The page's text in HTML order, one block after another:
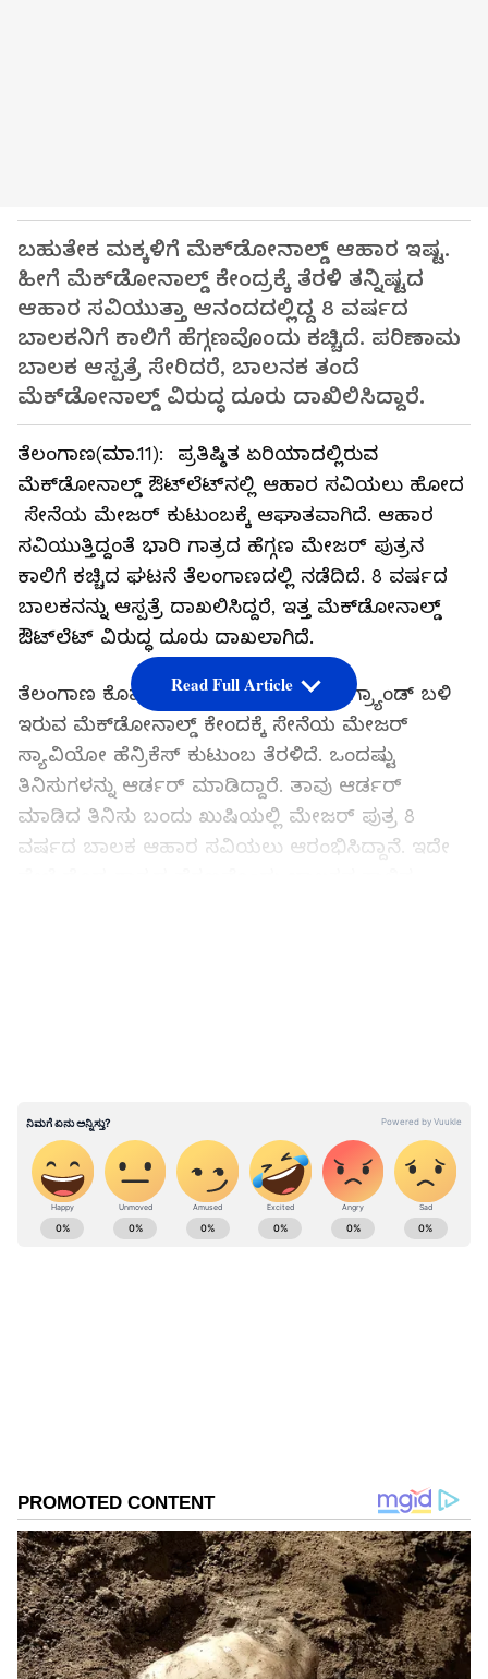
ಬಹುತೇಕ ಮಕ್ಕಳಿಗೆ ಮೆಕ್‌ಡೋನಾಲ್ಡ್ ಆಹಾರ ಇಷ್ಟ.
ಹೀಗೆ ಮೆಕ್‌ಡೋನಾಲ್ಡ್ ಕೇಂದ್ರಕ್ಕೆ ತೆರಳಿ ತನ್ನಿಷ್ಟದ
ಆಹಾರ ಸವಿಯುತ್ತಾ ಆನಂದದಲ್ಲಿದ್ದ 8 ವರ್ಷದ
ಬಾಲಕನಿಗೆ ಕಾಲಿಗೆ ಹೆಗ್ಗಣವೊಂದು ಕಚ್ಚಿದೆ. ಪರಿಣಾಮ
ಬಾಲಕ ಆಸ್ಪತ್ರೆ ಸೇರಿದರೆ, ಬಾಲನಕ ತಂದೆ
ಮೆಕ್‌ಡೋನಾಲ್ಡ್ ವಿರುದ್ಧ ದೂರು ದಾಖಿಲಿಸಿದ್ದಾರೆ.
ತೆಲಂಗಾಣ(ಮಾ.11): ಪ್ರತಿಷ್ಠಿತ ಏರಿಯಾದಲ್ಲಿರುವ
ಮೆಕ್‌ಡೋನಾಲ್ಡ್ ಔಟ್‌ಲೆಟ್‌ನಲ್ಲಿ ಆಹಾರ ಸವಿಯಲು ಹೋದ
ಸೇನೆಯ ಮೇಜರ್ ಕುಟುಂಬಕ್ಕೆ ಆಘಾತವಾಗಿದೆ. ಆಹಾರ
ಸವಿಯುತ್ತಿದ್ದಂತೆ ಭಾರಿ ಗಾತ್ರದ ಹೆಗ್ಗಣ ಮೇಜರ್ ಪುತ್ರನ
ಕಾಲಿಗೆ ಕಚ್ಚಿದ ಘಟನೆ ತೆಲಂಗಾಣದಲ್ಲಿ ನಡೆದಿದೆ. 8 ವರ್ಷದ
ಬಾಲಕನನ್ನು ಆಸ್ಪತ್ರೆ ದಾಖಲಿಸಿದ್ದರೆ, ಇತ್ತ ಮೆಕ್‌ಡೋನಾಲ್ಡ್
ಔಟ್‌ಲೆಟ್ ವಿರುದ್ಧ ದೂರು ದಾಖಲಾಗಿದೆ.
ತೆಲಂಗಾಣ ಕೊಪಾಲಿಯ ಎಸ್‌ಪಿಜಿ ಹೊಟೆಲ್ ಗ್ರ್ಯಾಂಡ್ ಬಳಿ
ಇರುವ ಮೆಕ್‌ಡೋನಾಲ್ಡ್ ಕೇಂದಕ್ಕೆ ಸೇನೆಯ ಮೇಜರ್
ಸ್ಯಾವಿಯೋ ಹೆನ್ರಿಕೆಸ್ ಕುಟುಂಬ ತೆರಳಿದೆ. ಒಂದಷ್ಟು
ತಿನಿಸುಗಳನ್ನು ಆರ್ಡರ್ ಮಾಡಿದ್ದಾರೆ. ತಾವು ಆರ್ಡರ್
ಮಾಡಿದ ತಿನಿಸು ಬಂದು ಖುಷಿಯಲ್ಲಿ ಮೇಜರ್ ಪುತ್ರ 8
ವರ್ಷದ ಬಾಲಕ ಆಹಾರ ಸವಿಯಲು ಆರಂಭಿಸಿದ್ದಾನೆ. ಇದೇ
Read Full Article
ABOUT THE AUTHOR